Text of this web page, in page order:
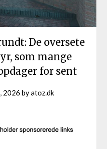
De oversete
som mange
for sent
2026 byatoz.dk